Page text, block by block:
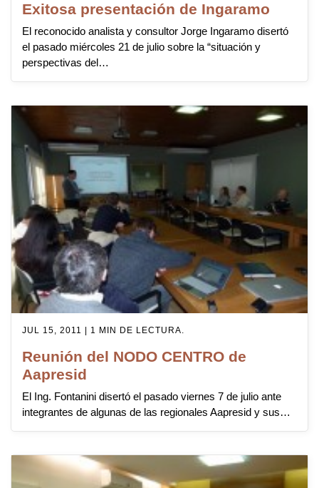
Exitosa presentación de Ingaramo
El reconocido analista y consultor Jorge Ingaramo disertó
el pasado miércoles 21 de julio sobre la “situación y
perspectivas del…
JUL 15, 2011 | 1 MIN DE LECTURA.
Reunión del NODO CENTRO de
Aapresid
El Ing. Fontanini disertó el pasado viernes 7 de julio ante
integrantes de algunas de las regionales Aapresid y sus…